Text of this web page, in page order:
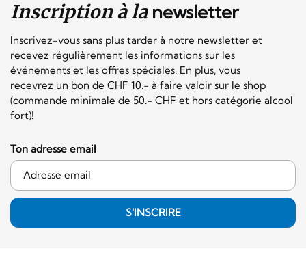
Inscription à lanewsletter
Inscrivez-vous sans plus tarder à notre newsletter et
recevez régulièrement les informations sur les
événements et les offres spéciales. En plus, vous
recevrez un bon de CHF 10.- à faire valoir sur le shop
(commande minimale de 50.- CHF et hors catégorie alcool
fort)!
Ton adresse email
S'INSCRIRE